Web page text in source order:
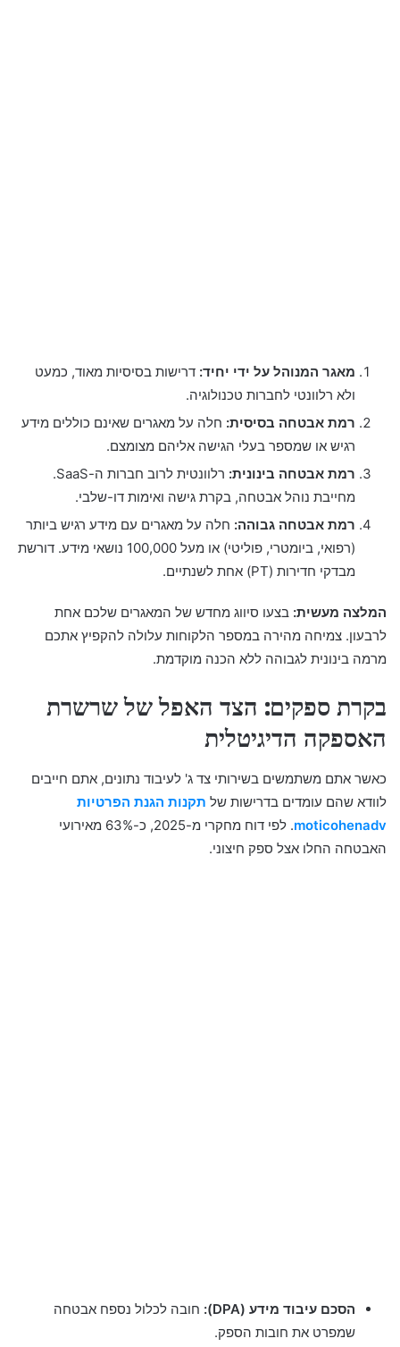
מאגר המנוהל על ידי יחיד: דרישות בסיסיות מאוד, כמעט
ולא רלוונטי לחברות טכנולוגיה.
רמת אבטחה בסיסית: חלה על מאגרים שאינם כוללים מידע
רגיש או שמספר בעלי הגישה אליהם מצומצם.
רמת אבטחה בינונית:
רלוונטית לרוב חברות ה-SaaS.
מחייבת נוהל אבטחה, בקרת גישה ואימות דו-שלבי.
רמת אבטחה גבוהה: חלה על מאגרים עם מידע רגיש ביותר
(רפואי, ביומטרי, פוליטי) או מעל 100,000 נושאי מידע. דורשת
מבדקי חדירות (PT) אחת לשנתיים.
המלצה מעשית: בצעו סיווג מחדש של המאגרים שלכם אחת
לרבעון. צמיחה מהירה במספר הלקוחות עלולה להקפיץ אתכם
מרמה בינונית לגבוהה ללא הכנה מוקדמת.
בקרת ספקים: הצד האפל של שרשרת
האספקה הדיגיטלית
כאשר אתם משתמשים בשירותי צד ג' לעיבוד נתונים, אתם חייבים
לוודא שהם עומדים בדרישות של תקנות הגנת הפרטיות
moticohenadv
. לפי דוח מחקרי מ-2025, כ-63% מאירועי
האבטחה החלו אצל ספק חיצוני.
הסכם עיבוד מידע (DPA):
חובה לכלול נספח אבטחה
שמפרט את חובות הספק.